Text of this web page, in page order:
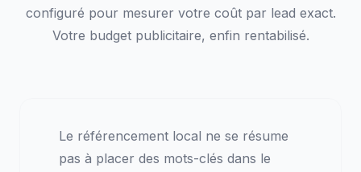
configuré pour mesurer votre coût par lead exact.
Votre budget publicitaire, enfin rentabilisé.
Le référencement local ne se résume
pas à placer des mots-clés dans le